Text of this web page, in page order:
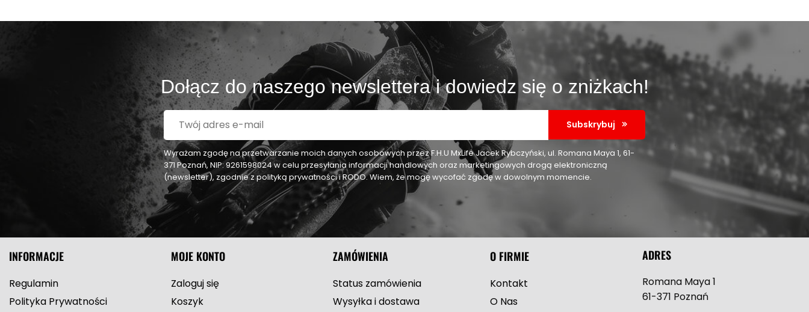
Dołącz do naszego newslettera i dowiedz się o zniżkach!
Subskrybuj
Wyrażam zgodę na przetwarzanie moich danych osobowych przez F.H.U MxLife Jacek Rybczyński, ul. Romana Maya 1, 61-
371 Poznań, NIP: 9261598024 w celu przesyłania informacji handlowych oraz marketingowych drogą elektroniczną
(newsletter), zgodnie z polityką prywatności i RODO. Wiem, że mogę wycofać zgodę w dowolnym momencie.
INFORMACJE
Regulamin
Polityka Prywatności
MOJE KONTO
Zaloguj się
Koszyk
ZAMÓWIENIA
Status zamówienia
Wysyłka i dostawa
O FIRMIE
Kontakt
O Nas
ADRES
Romana Maya 1
61-371 Poznań